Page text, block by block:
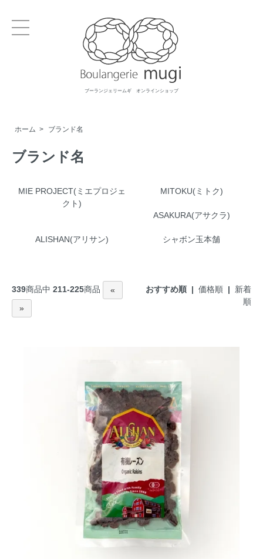
ブーランジェリームギ オンラインショップ
ホーム > ブランド名
ブランド名
MIE PROJECT(ミエプロジェ
クト)
MITOKU(ミトク)
ASAKURA(アサクラ)
ALISHAN(アリサン) シャボン玉本舗
339商品中 211-225商品
«
»
おすすめ順 | 価格順 | 新着
順